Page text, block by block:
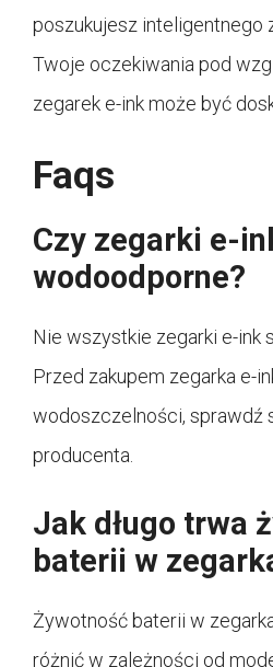
poszukujesz inteligentnego
Twoje oczekiwania pod
zegarek e-ink może być
Faqs
Czy zegarki e-
wodoodporne?
Nie wszystkie zegarki e-ink
Przed zakupem zegarka e-
wodoszczelności, sprawdź
producenta.
Jak długo trwa
baterii w
Żywotność baterii w
różnić w zależności od